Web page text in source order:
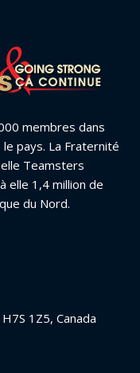
membres dans
pays. La Fraternité
Teamsters
elle 1,4 million de
du Nord.
1Z5, Canada